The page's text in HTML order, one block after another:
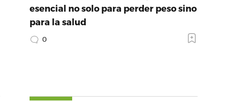
esencial no solo para perder peso sino
para la salud
0